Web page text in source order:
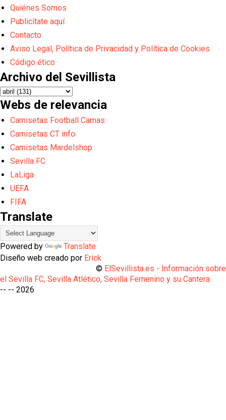
Quiénes Somos
Publicítate aquí
Contacto
Aviso Legal, Política de Privacidad y Política de Cookies
Código ético
Archivo del Sevillista
Webs de relevancia
Camisetas Football Camas
Camisetas CT info
Camisetas Mardelshop
Sevilla FC
LaLiga
UEFA
FIFA
Translate
Powered by
Translate
Diseño web creado por Erick
© ElSevillista.es - Información sobre
el Sevilla FC, Sevilla Atlético, Sevilla Femenino y su Cantera
-- -- 2026